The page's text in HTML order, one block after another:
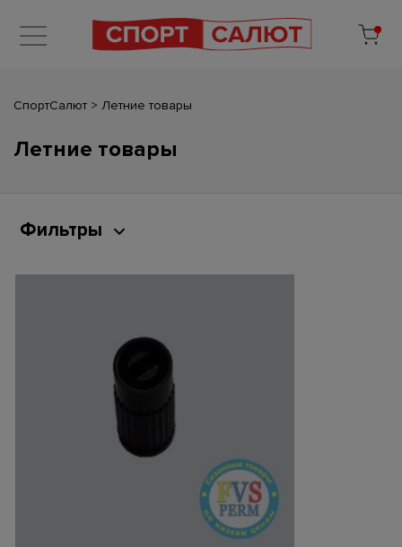
СпортСалют > Летние товары
Летние товары
Фильтры